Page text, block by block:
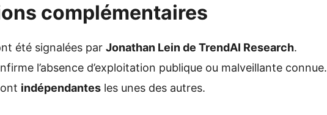
complémentaires
été signalées par Jonathan Lein de TrendAI Research.
l’absence d’exploitation publique ou malveillante connue.
indépendantes les unes des autres.